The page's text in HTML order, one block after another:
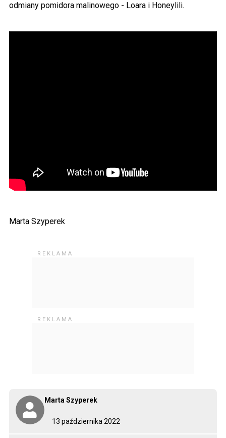
13 października 2022
Marta Szyperek
odmiany pomidora malinowego - Loara i Honeylili.
Marta Szyperek